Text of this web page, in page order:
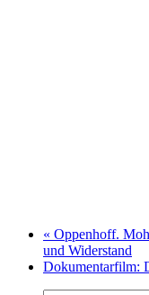
« Oppenhoff.
und Widerstand
Dokumentarfilm: